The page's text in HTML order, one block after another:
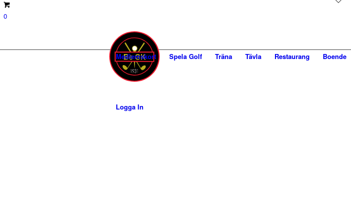
0
Medlemskort Spela Golf Träna Tävla Restaurang Boende
Logga In